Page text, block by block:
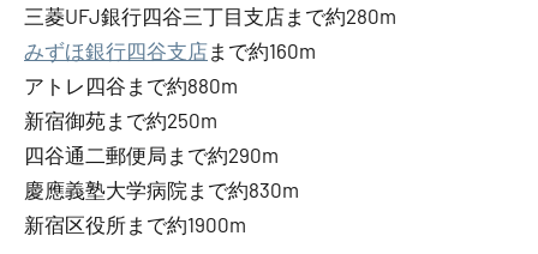
三菱UFJ銀行四谷三丁目支店まで約280m
みずほ銀行四谷支店まで約160m
アトレ四谷まで約880m
新宿御苑まで約250m
四谷通二郵便局まで約290m
慶應義塾大学病院まで約830m
新宿区役所まで約1900m